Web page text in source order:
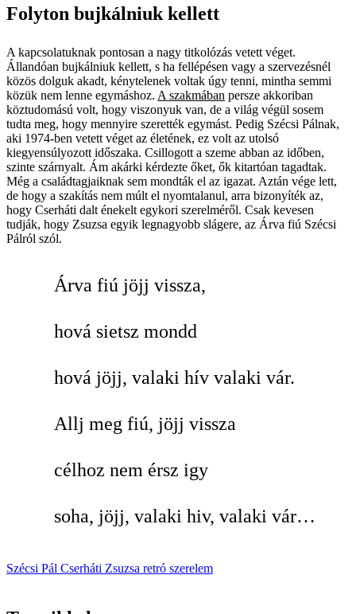
Folyton bujkálniuk kellett
A kapcsolatuknak pontosan a nagy titkolózás vetett véget.
Állandóan bujkálniuk kellett, s ha fellépésen vagy a szervezésnél
közös dolguk akadt, kénytelenek voltak úgy tenni, mintha semmi
közük nem lenne egymáshoz. A szakmában persze akkoriban
köztudomású volt, hogy viszonyuk van, de a világ végül sosem
tudta meg, hogy mennyire szerették egymást. Pedig Szécsi Pálnak,
aki 1974-ben vetett véget az életének, ez volt az utolsó
kiegyensúlyozott időszaka. Csillogott a szeme abban az időben,
szinte szárnyalt. Ám akárki kérdezte őket, ők kitartóan tagadtak.
Még a családtagjaiknak sem mondták el az igazat. Aztán vége lett,
de hogy a szakítás nem múlt el nyomtalanul, arra bizonyíték az,
hogy Cserháti dalt énekelt egykori szerelméről. Csak kevesen
tudják, hogy Zsuzsa egyik legnagyobb slágere, az Árva fiú Szécsi
Pálról szól.
Árva fiú jöjj vissza,
hová sietsz mondd
hová jöjj, valaki hív valaki vár.
Allj meg fiú, jöjj vissza
célhoz nem érsz igy
soha, jöjj, valaki hiv, valaki vár…
Szécsi Pál Cserháti Zsuzsa retró szerelem